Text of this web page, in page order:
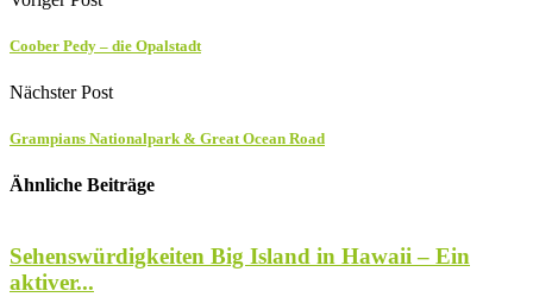
Coober Pedy – die Opalstadt
Nächster Post
Grampians Nationalpark & Great Ocean Road
Ähnliche Beiträge
Sehenswürdigkeiten Big Island in Hawaii – Ein
aktiver...